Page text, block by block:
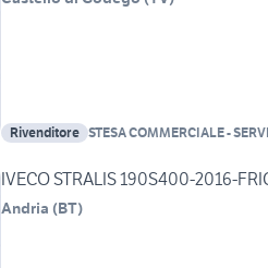
Rivenditore STESA COMMERCIALE -
IVECO STRALIS 190S400-2016-
Andria (BT)